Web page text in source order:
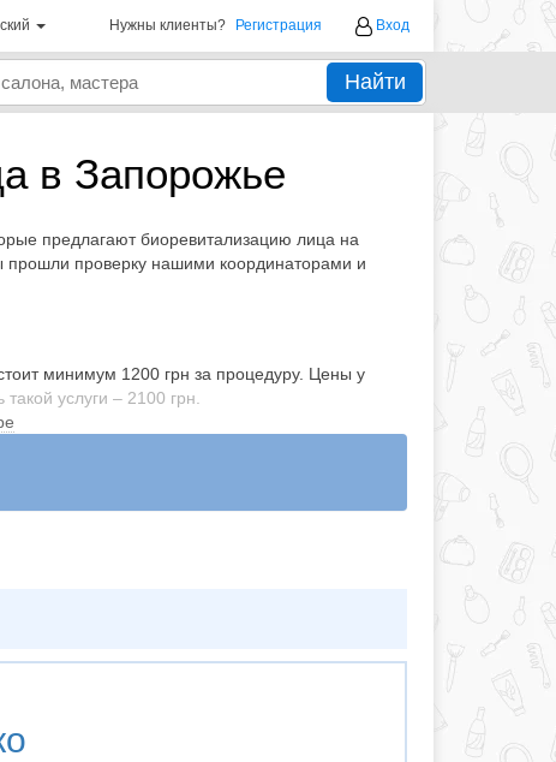
Нужны клиенты? Регистрация Вход
Найти
в Запорожье
предлагают биоревитализацию лица на
прошли проверку нашими координаторами и
минимум 1200 грн за процедуру. Цены у
услуги – 2100 грн.